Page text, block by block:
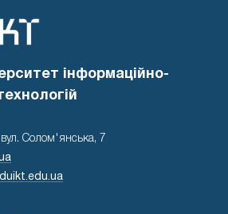
інформаційно-
Солом'янська, 7